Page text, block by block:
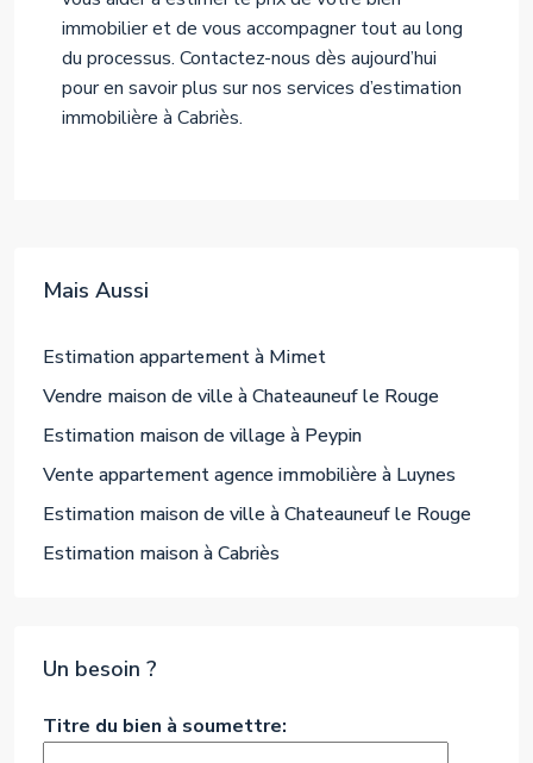
immobilier et de vous accompagner tout au long
du processus. Contactez-nous dès aujourd’hui
pour en savoir plus sur nos services d’estimation
immobilière à Cabriès.
Mais Aussi
Estimation appartement à Mimet
Vendre maison de ville à Chateauneuf le Rouge
Estimation maison de village à Peypin
Vente appartement agence immobilière à Luynes
Estimation maison de ville à Chateauneuf le Rouge
Estimation maison à Cabriès
Un besoin ?
Titre du bien à soumettre: